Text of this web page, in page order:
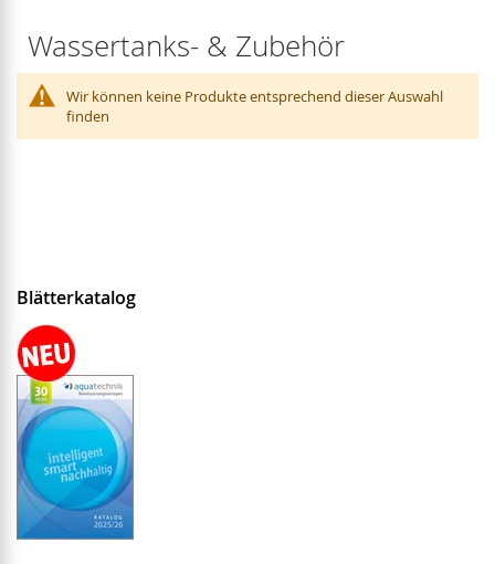
Wassertanks- & Zubehör
Wir können keine Produkte entsprechend dieser Auswahl
finden
Blätterkatalog